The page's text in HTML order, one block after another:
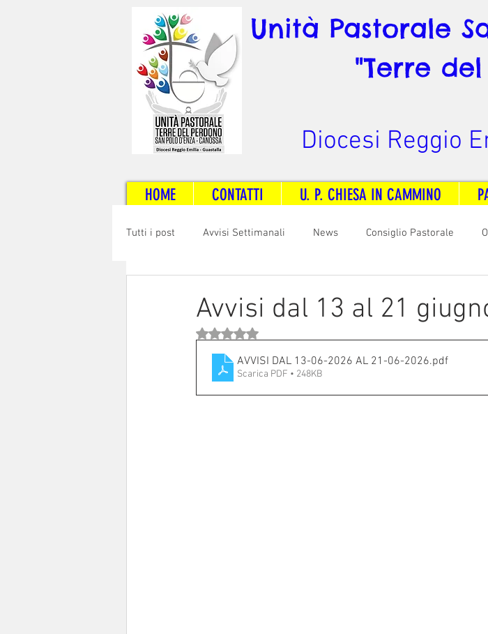
Unità Pastorale
"Terre
Diocesi Reggio
HOME CONTATTI U. P. CHIESA IN CAMMINO
Tutti i post Avvisi Settimanali News Consiglio Pastorale
Sinodo 2021-23 Anziani e ammalati
Avvisi dal 13 al 21
Valutazione NaN stelle su 5.
AVVISI DAL 13-06-2026 AL 21-06-2026.pdf
Scarica PDF • 248KB